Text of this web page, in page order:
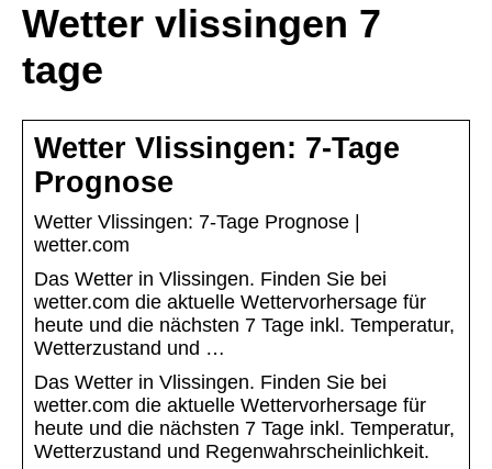
Wetter vlissingen 7
tage
Wetter Vlissingen: 7-Tage
Prognose
Wetter Vlissingen: 7-Tage Prognose |
wetter.com
Das Wetter in Vlissingen. Finden Sie bei
wetter.com die aktuelle Wettervorhersage für
heute und die nächsten 7 Tage inkl. Temperatur,
Wetterzustand und …
Das Wetter in Vlissingen. Finden Sie bei
wetter.com die aktuelle Wettervorhersage für
heute und die nächsten 7 Tage inkl. Temperatur,
Wetterzustand und Regenwahrscheinlichkeit.